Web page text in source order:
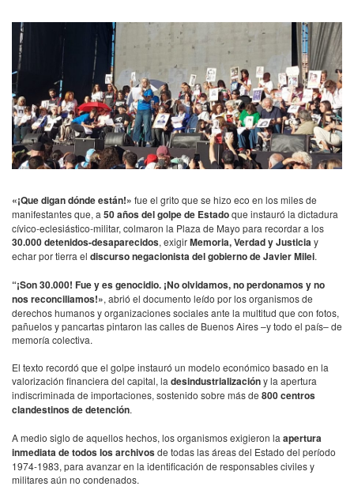
«¡Que digan dónde están!» fue el grito que se hizo eco en los miles de
manifestantes que, a 50 años del golpe de Estadoque instauró la dictadura
cívico-eclesiástico-militar, colmaron la Plaza de Mayo para recordar a los
30.000 detenidos-desaparecidos, exigirMemoria, Verdad y Justiciay
echar por tierra el discurso negacionista del gobierno de Javier Milei.
“¡Son 30.000! Fue y es genocidio. ¡No olvidamos, no perdonamos y no
nos reconciliamos!», abrió el documento leído por los organismos de
derechos humanos y organizaciones sociales ante la multitud que con fotos,
pañuelos y pancartas pintaron las calles de Buenos Aires –y todo el país– de
memoría colectiva.
El texto recordó que el golpe instauró un modelo económico basado en la
valorización financiera del capital, la desindustrializacióny la apertura
indiscriminada de importaciones, sostenido sobre más de 800 centros
clandestinos de detención.
A medio siglo de aquellos hechos, los organismos exigieron la apertura
inmediata de todos los archivosde todas las áreas del Estado del período
1974-1983, para avanzar en la identificación de responsables civiles y
militares aún no condenados.